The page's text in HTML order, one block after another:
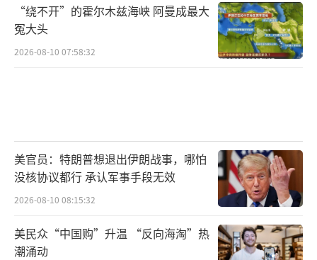
“绕不开”的霍尔木兹海峡 阿曼成最大
冤大头
2026-08-10 07:58:32
美官员：特朗普想退出伊朗战事，哪怕
没核协议都行 承认军事手段无效
2026-08-10 08:15:32
美民众“中国购”升温 “反向海淘”热
潮涌动